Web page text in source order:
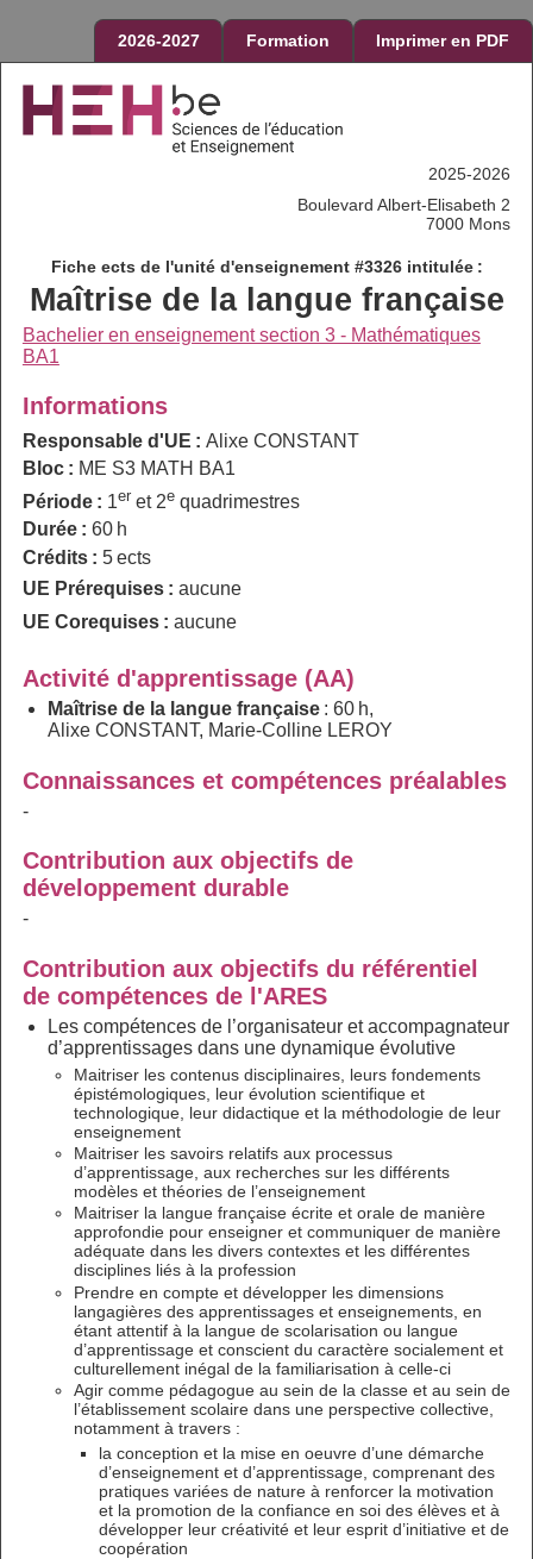
2026-2027 Formation Imprimer en PDF
2025-2026
Boulevard Albert-Elisabeth 2
7000 Mons
Fiche ects de l'unité d'enseignement #3326 intitulée :
Maîtrise de la langue française
Bachelier en enseignement section 3 - Mathématiques
BA1
Informations
Responsable d'UE : Alixe CONSTANT
Bloc : ME S3 MATH BA1
Période : 1er et 2equadrimestres
Durée : 60 h
Crédits : 5 ects
UE Prérequises : aucune
UE Corequises : aucune
Activité d'apprentissage (AA)
Maîtrise de la langue française : 60 h,
Alixe CONSTANT, Marie-Colline LEROY
Connaissances et compétences préalables
-
Contribution aux objectifs de
développement durable
-
Contribution aux objectifs du référentiel
de compétences de l'ARES
Les compétences de l’organisateur et accompagnateur
d’apprentissages dans une dynamique évolutive
Maitriser les contenus disciplinaires, leurs fondements
épistémologiques, leur évolution scientifique et
technologique, leur didactique et la méthodologie de leur
enseignement
Maitriser les savoirs relatifs aux processus
d’apprentissage, aux recherches sur les différents
modèles et théories de l’enseignement
Maitriser la langue française écrite et orale de manière
approfondie pour enseigner et communiquer de manière
adéquate dans les divers contextes et les différentes
disciplines liés à la profession
Prendre en compte et développer les dimensions
langagières des apprentissages et enseignements, en
étant attentif à la langue de scolarisation ou langue
d’apprentissage et conscient du caractère socialement et
culturellement inégal de la familiarisation à celle-ci
Agir comme pédagogue au sein de la classe et au sein de
l’établissement scolaire dans une perspective collective,
notamment à travers :
la conception et la mise en oeuvre d’une démarche
d’enseignement et d’apprentissage, comprenant des
pratiques variées de nature à renforcer la motivation
et la promotion de la confiance en soi des élèves et à
développer leur créativité et leur esprit d’initiative et de
coopération